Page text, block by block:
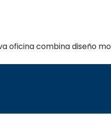
oficina combina diseño